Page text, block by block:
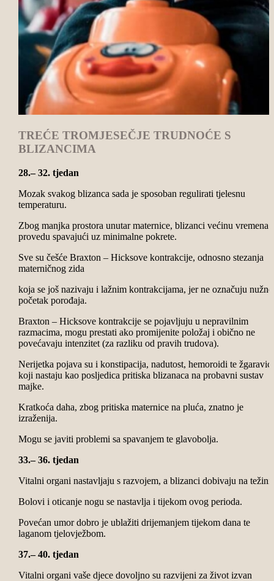
TREĆE TROMJESEČJE TRUDNOĆE S
BLIZANCIMA
28.– 32. tjedan
Mozak svakog blizanca sada je sposoban regulirati tjelesnu
temperaturu.
Zbog manjka prostora unutar maternice, blizanci većinu vremena
provedu spavajući uz minimalne pokrete.
Sve su češće Braxton – Hicksove kontrakcije, odnosno stezanja
materničnog zida
koja se još nazivaju i lažnim kontrakcijama, jer ne označuju nužno
početak porođaja.
Braxton – Hicksove kontrakcije se pojavljuju u nepravilnim
razmacima, mogu prestati ako promijenite položaj i obično ne
povećavaju intenzitet (za razliku od pravih trudova).
Nerijetka pojava su i konstipacija, nadutost, hemoroidi te
koji nastaju kao posljedica pritiska blizanaca na probavni sustav
majke.
Kratkoća daha, zbog pritiska maternice na pluća, znatno je
izraženija.
Mogu se javiti problemi sa spavanjem te glavobolja.
33.– 36. tjedan
Vitalni organi nastavljaju s razvojem, a blizanci dobivaju na težini.
Bolovi i oticanje nogu se nastavlja i tijekom ovog perioda.
Povećan umor dobro je ublažiti drijemanjem tijekom dana te
laganom tjelovježbom.
37.– 40. tjedan
Vitalni organi vaše djece dovoljno su razvijeni za život izvan